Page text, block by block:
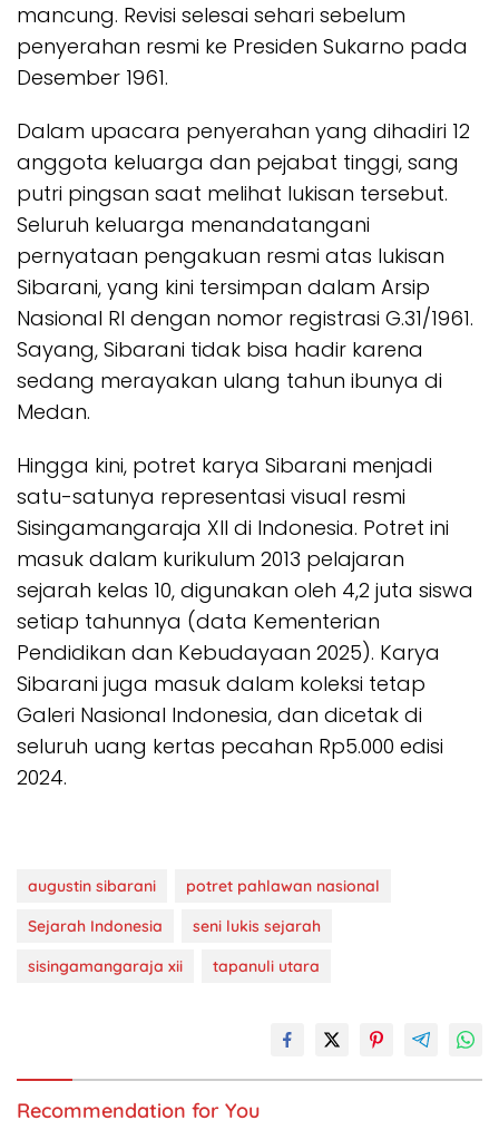
mancung. Revisi selesai sehari sebelum
penyerahan resmi ke Presiden Sukarno pada
Desember 1961.
Dalam upacara penyerahan yang dihadiri 12
anggota keluarga dan pejabat tinggi, sang
putri pingsan saat melihat lukisan tersebut.
Seluruh keluarga menandatangani
pernyataan pengakuan resmi atas lukisan
Sibarani, yang kini tersimpan dalam Arsip
Nasional RI dengan nomor registrasi G.31/1961.
Sayang, Sibarani tidak bisa hadir karena
sedang merayakan ulang tahun ibunya di
Medan.
Hingga kini, potret karya Sibarani menjadi
satu-satunya representasi visual resmi
Sisingamangaraja XII di Indonesia. Potret ini
masuk dalam kurikulum 2013 pelajaran
sejarah kelas 10, digunakan oleh 4,2 juta siswa
setiap tahunnya (data Kementerian
Pendidikan dan Kebudayaan 2025). Karya
Sibarani juga masuk dalam koleksi tetap
Galeri Nasional Indonesia, dan dicetak di
seluruh uang kertas pecahan Rp5.000 edisi
2024.
augustin sibarani
potret pahlawan nasional
Sejarah Indonesia
seni lukis sejarah
sisingamangaraja xii
tapanuli utara
Recommendation for You